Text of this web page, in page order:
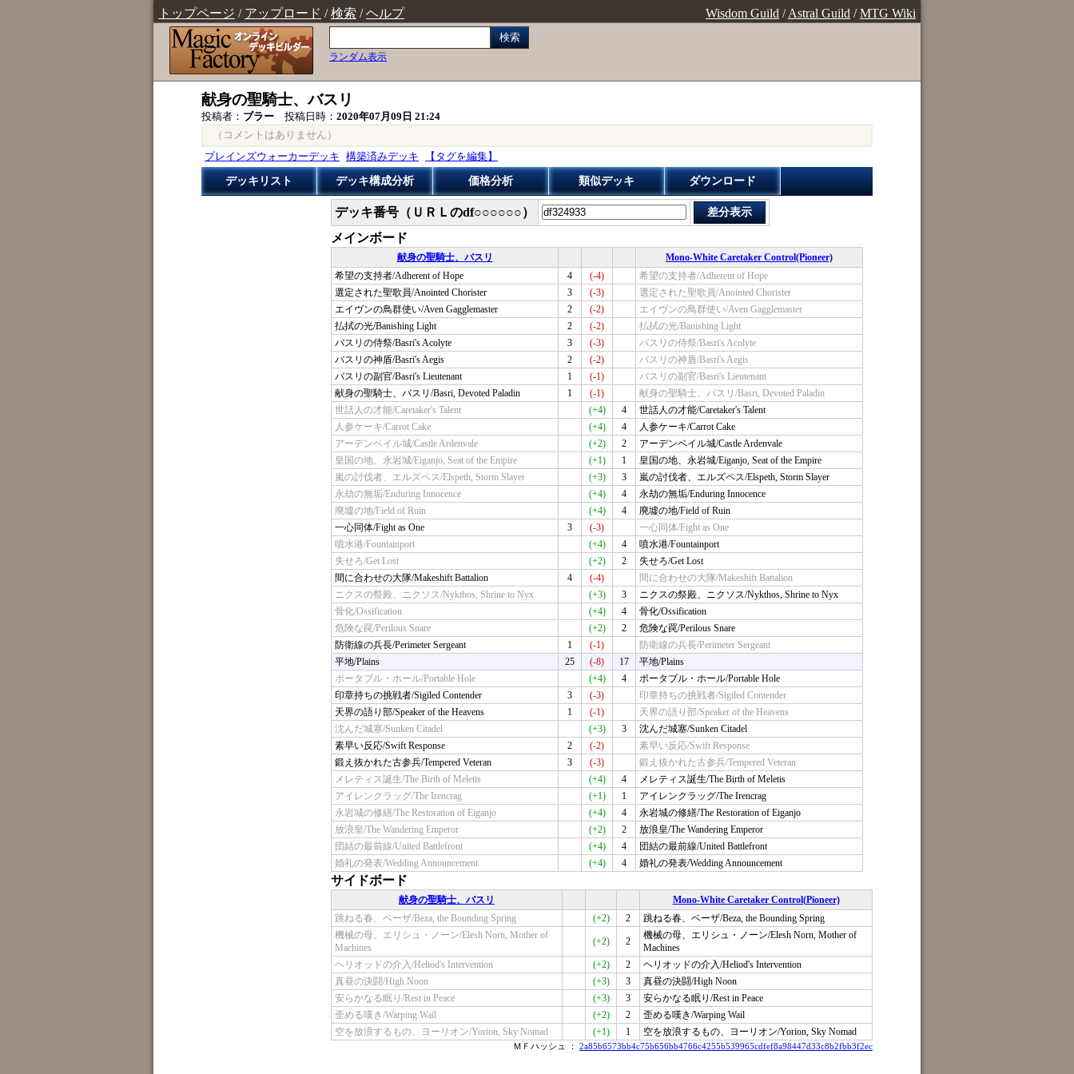
トップページ / アップロード /検索 /ヘルプ Wisdom Guild /Astral Guild /MTG Wiki
検索
ランダム表示
献身の聖騎士、バスリ
投稿者： ブラー 投稿日時： 2020年07月09日 21:24
（コメントはありません）
プレインズウォーカーデッキ
構築済みデッキ 【タグを編集】
デッキリスト デッキ構成分析 価格分析 類似デッキ ダウンロード
デッキ番号（ＵＲＬのdf○○○○○○） 差分表示
メインボード
献身の聖騎士、バスリ
Mono-White Caretaker Control(Pioneer)
希望の支持者/Adherent of Hope
4 (-4)
希望の支持者/Adherent of Hope
選定された聖歌員/Anointed Chorister
3 (-3)
選定された聖歌員/Anointed Chorister
エイヴンの鳥群使い/Aven Gagglemaster
2 (-2)
エイヴンの鳥群使い/Aven Gagglemaster
払拭の光/Banishing Light
2 (-2)
払拭の光/Banishing Light
バスリの侍祭/Basri's Acolyte
3 (-3)
バスリの侍祭/Basri's Acolyte
バスリの神盾/Basri's Aegis
2 (-2)
バスリの神盾/Basri's Aegis
バスリの副官/Basri's Lieutenant
1 (-1)
バスリの副官/Basri's Lieutenant
献身の聖騎士、バスリ/Basri, Devoted Paladin
1 (-1)
献身の聖騎士、バスリ/Basri, Devoted Paladin
世話人の才能/Caretaker's Talent
(+4) 4
世話人の才能/Caretaker's Talent
人参ケーキ/Carrot Cake
(+4) 4
人参ケーキ/Carrot Cake
アーデンベイル城/Castle Ardenvale
(+2) 2
アーデンベイル城/Castle Ardenvale
皇国の地、永岩城/Eiganjo, Seat of the Empire
(+1) 1
皇国の地、永岩城/Eiganjo, Seat of the Empire
嵐の討伐者、エルズペス/Elspeth, Storm Slayer
(+3) 3
嵐の討伐者、エルズペス/Elspeth, Storm Slayer
永劫の無垢/Enduring Innocence
(+4) 4
永劫の無垢/Enduring Innocence
廃墟の地/Field of Ruin
(+4) 4
廃墟の地/Field of Ruin
一心同体/Fight as One
3 (-3)
一心同体/Fight as One
噴水港/Fountainport
(+4) 4
噴水港/Fountainport
失せろ/Get Lost
(+2) 2
失せろ/Get Lost
間に合わせの大隊/Makeshift Battalion
4 (-4)
間に合わせの大隊/Makeshift Battalion
ニクスの祭殿、ニクソス/Nykthos, Shrine to Nyx
(+3) 3
ニクスの祭殿、ニクソス/Nykthos, Shrine to Nyx
骨化/Ossification
(+4) 4
骨化/Ossification
危険な罠/Perilous Snare
(+2) 2
危険な罠/Perilous Snare
防衛線の兵長/Perimeter Sergeant
1 (-1)
防衛線の兵長/Perimeter Sergeant
平地/Plains
25 (-8) 17
平地/Plains
ポータブル・ホール/Portable Hole
(+4) 4
ポータブル・ホール/Portable Hole
印章持ちの挑戦者/Sigiled Contender
3 (-3)
印章持ちの挑戦者/Sigiled Contender
天界の語り部/Speaker of the Heavens
1 (-1)
天界の語り部/Speaker of the Heavens
沈んだ城塞/Sunken Citadel
(+3) 3
沈んだ城塞/Sunken Citadel
素早い反応/Swift Response
2 (-2)
素早い反応/Swift Response
鍛え抜かれた古参兵/Tempered Veteran
3 (-3)
鍛え抜かれた古参兵/Tempered Veteran
メレティス誕生/The Birth of Meletis
(+4) 4
メレティス誕生/The Birth of Meletis
アイレンクラッグ/The Irencrag
(+1) 1
アイレンクラッグ/The Irencrag
永岩城の修繕/The Restoration of Eiganjo
(+4) 4
永岩城の修繕/The Restoration of Eiganjo
放浪皇/The Wandering Emperor
(+2) 2
放浪皇/The Wandering Emperor
団結の最前線/United Battlefront
(+4) 4
団結の最前線/United Battlefront
婚礼の発表/Wedding Announcement
(+4) 4 婚礼の発表/Wedding Announcement
サイドボード
献身の聖騎士、バスリ
Mono-White Caretaker Control(Pioneer)
跳ねる春、ベーザ/Beza, the Bounding Spring
(+2) 2
跳ねる春、ベーザ/Beza, the Bounding Spring
機械の母、エリシュ・ノーン/Elesh Norn, Mother of
Machines
(+2) 2
機械の母、エリシュ・ノーン/Elesh Norn, Mother of
Machines
ヘリオッドの介入/Heliod's Intervention
(+2) 2
ヘリオッドの介入/Heliod's Intervention
真昼の決闘/High Noon
(+3) 3
真昼の決闘/High Noon
安らかなる眠り/Rest in Peace
(+3) 3
安らかなる眠り/Rest in Peace
歪める嘆き/Warping Wail
(+2) 2
歪める嘆き/Warping Wail
空を放浪するもの、ヨーリオン/Yorion, Sky Nomad
(+1) 1 空を放浪するもの、ヨーリオン/Yorion, Sky Nomad
ＭＦハッシュ ： 2a85b6573bb4c75b656bb4766c4255b539965cdfef8a98447d33c8b2fbb3f2ec